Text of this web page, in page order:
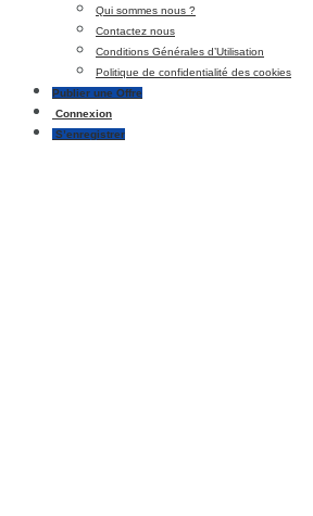
Qui sommes nous ?
Contactez nous
Conditions Générales d’Utilisation
Politique de confidentialité des cookies
Publier une Offre
Connexion
S’enregistrer